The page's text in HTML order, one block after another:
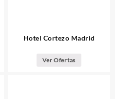
Hotel Cortezo Madrid
Ver Ofertas